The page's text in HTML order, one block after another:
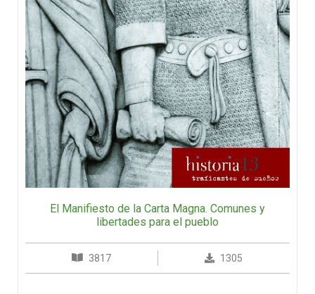
El Manifiesto de la Carta Magna. Comunes y
libertades para el pueblo
3817 1305